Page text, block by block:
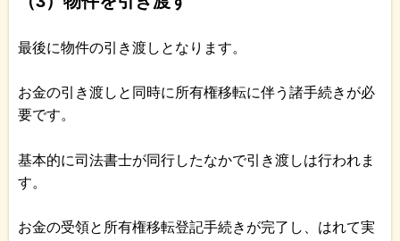
最後に物件の引き渡しとなります。
お金の引き渡しと同時に所有権移転に伴う諸手続きが必
要です。
基本的に司法書士が同行したなかで引き渡しは行われま
す。
お金の受領と所有権移転登記手続きが完了し、はれて実